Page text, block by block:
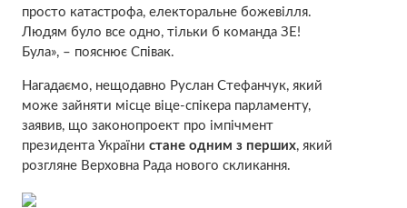
просто катастрофа, електоральне божевілля.
Людям було все одно, тільки б команда ЗЕ!
Була», – пояснює Співак.
Нагадаємо, нещодавно Руслан Стефанчук, який
може зайняти місце віце-спікера парламенту,
заявив, що законопроект про імпічмент
президента України стане одним з перших, який
розгляне Верховна Рада нового скликання.